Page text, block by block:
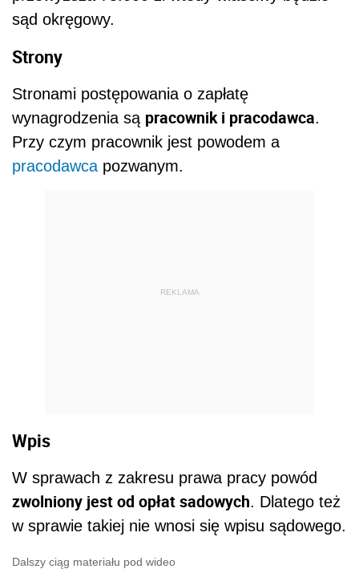
sąd okręgowy.
Strony
Stronami postępowania o zapłatę
wynagrodzenia są pracownik i pracodawca.
Przy czym pracownik jest powodem a
pracodawcapozwanym.
REKLAMA
Wpis
W sprawach z zakresu prawa pracy powód
zwolniony jest od opłat sadowych. Dlatego też
w sprawie takiej nie wnosi się wpisu sądowego.
Dalszy ciąg materiału pod wideo